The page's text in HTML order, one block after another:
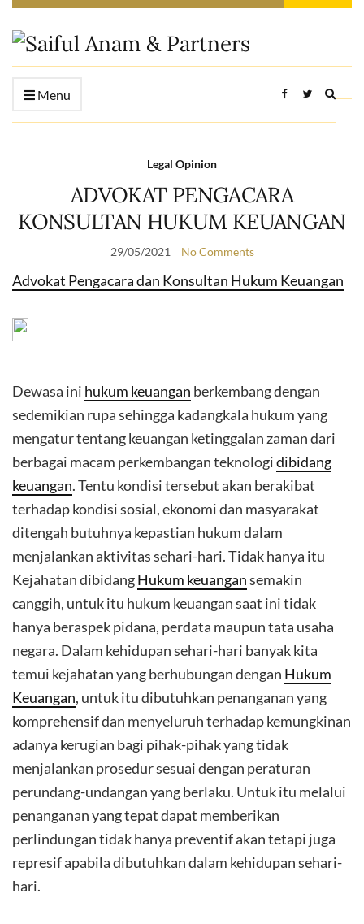
Menu
form
Legal Opinion
ADVOKAT PENGACARA
KONSULTAN HUKUM KEUANGAN
29/05/2021 No Comments
Advokat Pengacara dan Konsultan Hukum Keuangan
Dewasa ini hukum keuangan berkembang dengan
sedemikian rupa sehingga kadangkala hukum yang
mengatur tentang keuangan ketinggalan zaman dari
berbagai macam perkembangan teknologidibidang
keuangan. Tentu kondisi tersebut akan berakibat
terhadap kondisi sosial, ekonomi dan masyarakat
ditengah butuhnya kepastian hukum dalam
menjalankan aktivitas sehari-hari. Tidak hanya itu
Kejahatan dibidangHukum keuangansemakin
canggih, untuk itu hukum keuangan saat ini tidak
hanya beraspek pidana, perdata maupun tata usaha
negara. Dalam kehidupan sehari-hari banyak kita
temui kejahatan yang berhubungan dengan Hukum
Keuangan, untuk itu dibutuhkan penanganan yang
komprehensif dan menyeluruh terhadap kemungkinan
adanya kerugian bagi pihak-pihak yang tidak
menjalankan prosedur sesuai dengan peraturan
perundang-undangan yang berlaku. Untuk itu melalui
penanganan yang tepat dapat memberikan
perlindungan tidak hanya preventif akan tetapi juga
represif apabila dibutuhkan dalam kehidupan sehari-
hari.